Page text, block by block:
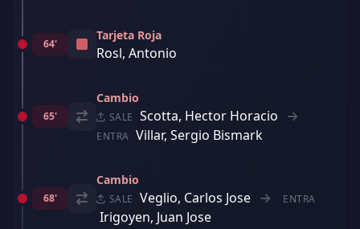
64'
Tarjeta Roja
Rosl, Antonio
65'
Cambio
SALE Scotta, Hector Horacio
ENTRA Villar, Sergio Bismark
68'
Cambio
SALE Veglio, Carlos Jose ENTRA
Irigoyen, Juan Jose